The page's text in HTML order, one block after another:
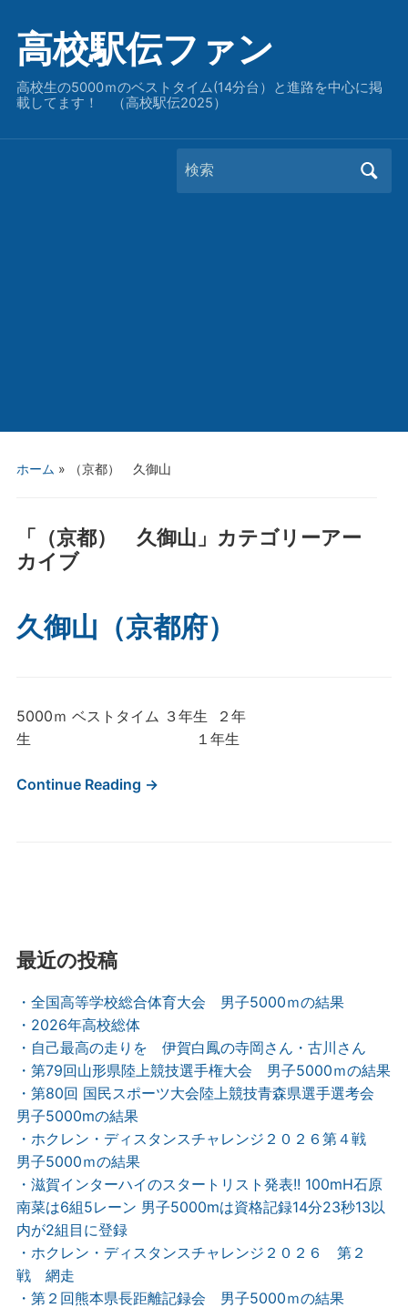
高校駅伝ファン
高校生の5000ｍのベストタイム(14分台）と進路を中心に掲
載してます！ （高校駅伝2025）
Search
for:
ホーム » （京都） 久御山
「 （京都） 久御山 」カテゴリーアー
カイブ
久御山（京都府）
5000ｍ ベストタイム ３年生 ２年
生 １年生
Continue Reading →
最近の投稿
・全国高等学校総合体育大会 男子5000ｍの結果
・2026年高校総体
・自己最高の走りを 伊賀白鳳の寺岡さん・古川さん
・第79回山形県陸上競技選手権大会 男子5000ｍの結果
・第80回 国民スポーツ大会陸上競技青森県選手選考会
男子5000mの結果
・ホクレン・ディスタンスチャレンジ２０２６第４戦
男子5000ｍの結果
・滋賀インターハイのスタートリスト発表!! 100mH石原
南菜は6組5レーン 男子5000mは資格記録14分23秒13以
内が2組目に登録
・ホクレン・ディスタンスチャレンジ２０２６ 第２
戦 網走
・第２回熊本県長距離記録会 男子5000ｍの結果